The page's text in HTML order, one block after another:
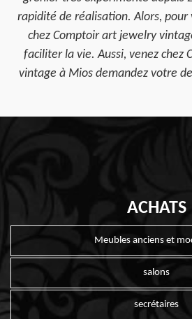
rapidité de réalisation. Alors, pour
chez Comptoir art jewelry
faciliter la vie. Aussi, venez chez
vintage à Mios demandez votre
ACHATS
Meubles anciens et
salons
secrétaires